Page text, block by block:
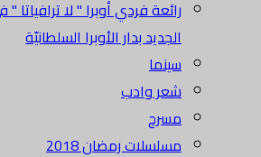
رائعة فردي أوبرا " لا ترافياتا
الجديد بدار الأوبرا السلطانيّة
سينما
شعر وادب
مسرح
مسلسلات رمضان 2018